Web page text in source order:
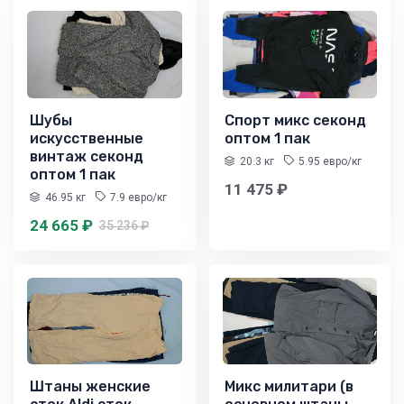
Шубы
искусственные
винтаж секонд
оптом 1 пак
46.95 кг 7.9 евро/кг
24 665 ₽ 35 236 ₽
Спорт микс секонд
оптом 1 пак
20.3 кг 5.95 евро/кг
11 475 ₽
Штаны женские
Микс милитари (в